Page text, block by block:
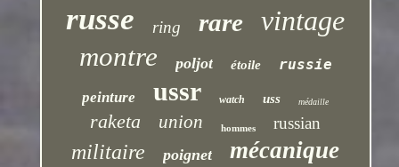
russe ring rare vintage
montre poljot étoile
russie
peinture
ussr watch uss médaille
raketa union hommes russian
militaire poignet mécanique